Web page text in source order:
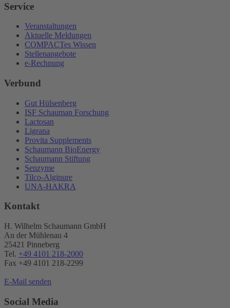
Service
Veranstaltungen
Aktuelle Meldungen
COMPACTes Wissen
Stellenangebote
e-Rechnung
Verbund
Gut Hülsenberg
ISF Schauman Forschung
Lactosan
Ligrana
Provita Supplements
Schaumann BioEnergy
Schaumann Stiftung
Senzyme
Tilco-Alginure
UNA-HAKRA
Kontakt
H. Wilhelm Schaumann GmbH
An der Mühlenau 4
25421 Pinneberg
Tel. +49 4101 218-2000
Fax +49 4101 218​-2299
E-Mail senden
Social Media